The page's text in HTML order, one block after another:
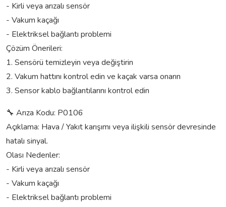
- Kirli veya arızalı sensör
- Vakum kaçağı
- Elektriksel bağlantı problemi
Çözüm Önerileri:
1. Sensörü temizleyin veya değiştirin
2. Vakum hattını kontrol edin ve kaçak varsa onarın
3. Sensor kablo bağlantılarını kontrol edin
🔧 Arıza Kodu: P0106
Açıklama: Hava / Yakıt karışımı veya ilişkili sensör devresinde
hatalı sinyal.
Olası Nedenler:
- Kirli veya arızalı sensör
- Vakum kaçağı
- Elektriksel bağlantı problemi